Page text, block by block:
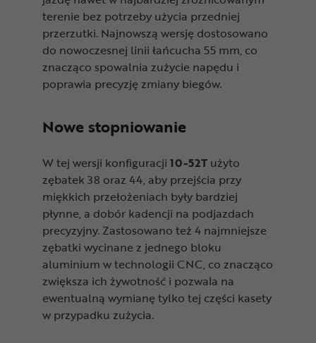
terenie bez potrzeby użycia przedniej
przerzutki. Najnowszą wersję dostosowano
do nowoczesnej linii łańcucha 55 mm, co
znacząco spowalnia zużycie napędu i
poprawia precyzję zmiany biegów.
Nowe stopniowanie
W tej wersji konfiguracji 10-52T użyto
zębatek 38 oraz 44, aby przejścia przy
miękkich przełożeniach były bardziej
płynne, a dobór kadencji na podjazdach
precyzyjny. Zastosowano też 4 najmniejsze
zębatki wycinane z jednego bloku
aluminium w technologii CNC, co znacząco
zwiększa ich żywotność i pozwala na
ewentualną wymianę tylko tej części kasety
w przypadku zużycia.